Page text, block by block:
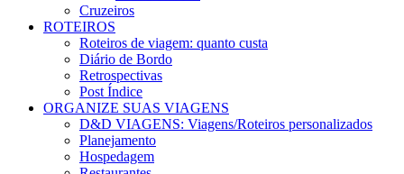
Cruzeiros
ROTEIROS
Roteiros de viagem: quanto custa
Diário de Bordo
Retrospectivas
Post Índice
ORGANIZE SUAS VIAGENS
D&D VIAGENS: Viagens/Roteiros personalizados
Planejamento
Hospedagem